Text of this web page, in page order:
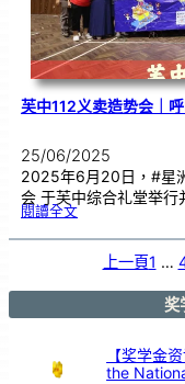
o
n：
L
iv
ing
o
n
M
a
r
s
芙中112义卖造势会｜
25/06/2025
2025年6月20日，#星
会 于芙中综合礼堂举
閱讀全文:芙
1
会
｜
齐
上一頁1 …
奖
【奖学金
the